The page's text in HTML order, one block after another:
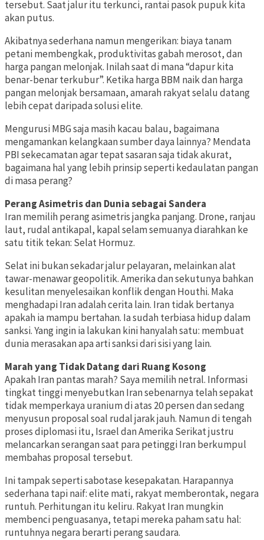
tersebut. Saat jalur itu terkunci, rantai pasok pupuk kita
akan putus.
Akibatnya sederhana namun mengerikan: biaya tanam
petani membengkak, produktivitas gabah merosot, dan
harga pangan melonjak. Inilah saat di mana “dapur kita
benar-benar terkubur”. Ketika harga BBM naik dan harga
pangan melonjak bersamaan, amarah rakyat selalu datang
lebih cepat daripada solusi elite.
Mengurusi MBG saja masih kacau balau, bagaimana
mengamankan kelangkaan sumber daya lainnya? Mendata
PBI sekecamatan agar tepat sasaran saja tidak akurat,
bagaimana hal yang lebih prinsip seperti kedaulatan pangan
di masa perang?
Perang Asimetris dan Dunia sebagai Sandera
Iran memilih perang asimetris jangka panjang. Drone, ranjau
laut, rudal antikapal, kapal selam semuanya diarahkan ke
satu titik tekan: Selat Hormuz.
Selat ini bukan sekadar jalur pelayaran, melainkan alat
tawar-menawar geopolitik. Amerika dan sekutunya bahkan
kesulitan menyelesaikan konflik dengan Houthi. Maka
menghadapi Iran adalah cerita lain. Iran tidak bertanya
apakah ia mampu bertahan. Ia sudah terbiasa hidup dalam
sanksi. Yang ingin ia lakukan kini hanyalah satu: membuat
dunia merasakan apa arti sanksi dari sisi yang lain.
Marah yang Tidak Datang dari Ruang Kosong
Apakah Iran pantas marah? Saya memilih netral. Informasi
tingkat tinggi menyebutkan Iran sebenarnya telah sepakat
tidak memperkaya uranium di atas 20 persen dan sedang
menyusun proposal soal rudal jarak jauh. Namun di tengah
proses diplomasi itu, Israel dan Amerika Serikat justru
melancarkan serangan saat para petinggi Iran berkumpul
membahas proposal tersebut.
Ini tampak seperti sabotase kesepakatan. Harapannya
sederhana tapi naif: elite mati, rakyat memberontak, negara
runtuh. Perhitungan itu keliru. Rakyat Iran mungkin
membenci penguasanya, tetapi mereka paham satu hal:
runtuhnya negara berarti perang saudara.